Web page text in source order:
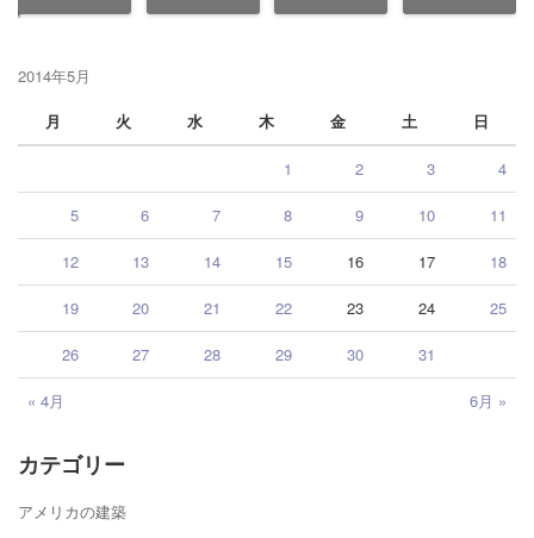
2014年5月
月
火 水 木 金 土 日
« 4月 6月 »
1 2 3 4
5 6 7 8 9 10 11
12 13 14 15 16 17 18
19 20 21 22 23 24 25
26 27 28 29 30 31
カテゴリー
アメリカの建築